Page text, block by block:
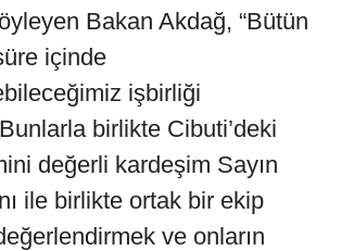
Bakan Akdağ, “Bütün
içinde
işbirliği
birlikte Cibuti’deki
değerli kardeşim Sayın
ile birlikte ortak bir ekip
ve onların